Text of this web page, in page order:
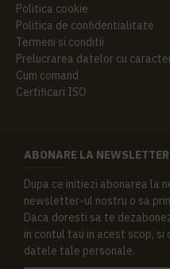
Politica cookie
Politica de confidentialitate
Termeni si conditii
Prelucrarea datelor cu
Cum comand
Certificari ISO
ABONARE LA NEWSLETTER
Dupa ce initiezi abonarea la
newsletter-ul nostru o sa
Daca doresti sa te
in contul tau in acest scop,
datele tale personale.